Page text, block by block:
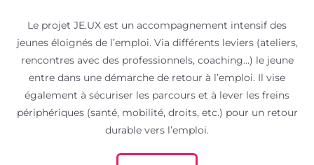
Le projet JE.UX est un accompagnement intensif des
jeunes éloignés de l’emploi. Via différents leviers (ateliers,
rencontres avec des professionnels, coaching…) le jeune
entre dans une démarche de retour à l’emploi. Il vise
également à sécuriser les parcours et à lever les freins
périphériques (santé, mobilité, droits, etc.) pour un retour
durable vers l’emploi.